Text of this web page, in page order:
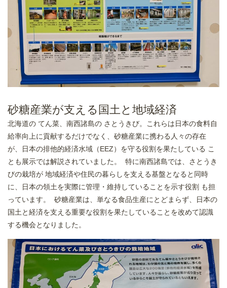
砂糖産業が支える国土と地域経済
北海道の てん菜、南西諸島の さとうきび。これらは日本の食料自
給率向上に貢献するだけでなく、砂糖産業に携わる人々の存在
が、日本の排他的経済水域（EEZ）を守る役割を果たしている こ
とも展示では解説されていました。 特に南西諸島では、さとうき
びの栽培が 地域経済や住民の暮らしを支える基盤となると同時
に、日本の領土を実際に管理・維持していることを示す役割 も担
っています。 砂糖産業は、単なる食品生産にとどまらず、日本の
国土と経済を支える重要な役割を果たしていることを改めて認識
する機会となりました。